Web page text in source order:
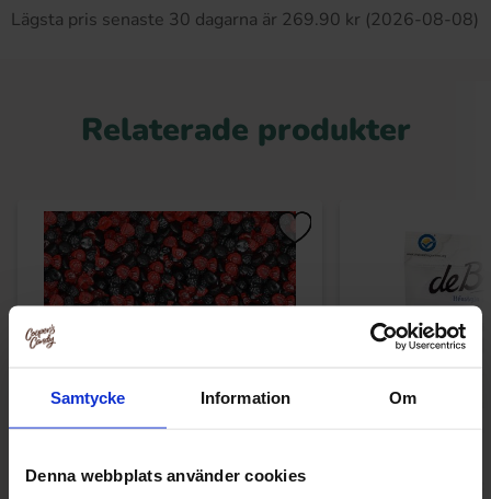
Samtycke Information Om
Denna webbplats använder cookies
Lägsta pris senaste 30 dagarna är 269.90 kr (2026-08-08)
Relaterade produkter
Skogsbär Sockerfria 2kg